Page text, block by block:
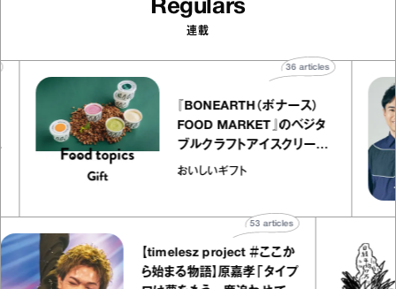
Regulars
連載
ャ
『BONEARTH（ボナース）
FOOD MARKET』のベジタ
ブルクラフトアイスクリーム
｜真野知子の「おいしいギフ
おいしいギフト
36 articles
【timelesz project ＃ここか
ら始まる物語】原嘉孝「タイプ
articles